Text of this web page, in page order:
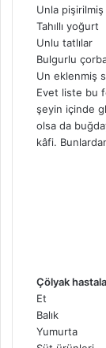
Unla
Tahıllı yoğurt
Unlu tatlılar
Bulgurlu
Un eklenmiş
Evet liste bu
şeyin içinde
olsa da
kâfi.
Çölyak
Et
Balık
Yumurta